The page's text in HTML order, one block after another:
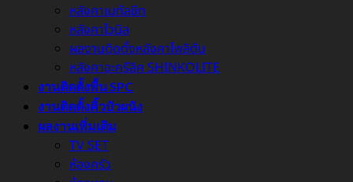
หลังคาเมทัลชีท
หลังคาไวนิล
ผลงานติดตั้งหลังคาโพลิตัน
หลังคาอะครีลิค SHINKOLITE
งานติดตั้งพื้น SPC
งานติดตั้งคิ้วบัวผนัง
ผลงานเพิ่มเติม
TV SET
ห้องครัว